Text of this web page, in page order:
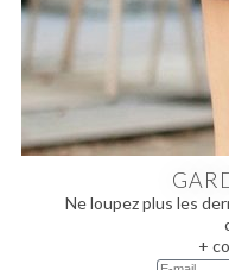
Ne loupez plus les
+